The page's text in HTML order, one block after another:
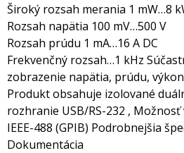
Široký rozsah merania 1 mW…8
Rozsah napätia 100 mV…500 V
Rozsah prúdu 1 mA…16 A DC
Frekvenčný rozsah…1 kHz
zobrazenie napätia, prúdu,
Produkt obsahuje izolované
rozhranie USB/RS-232 ,
IEEE-488 (GPIB) Podrobnejšia
Dokumentácia